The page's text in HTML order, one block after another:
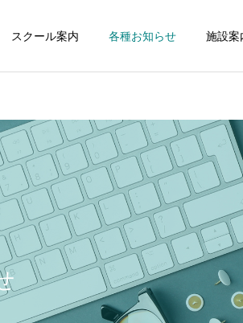
スクール案内 各種お知らせ 施設案
初心者スクール
NEWS
ゾーン」を知らず
していませんか？
NEWS
256：試合を見
点